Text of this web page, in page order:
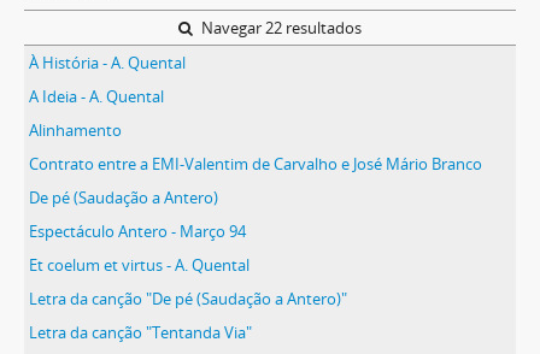
Navegar 22 resultados
À História - A. Quental
A Ideia - A. Quental
Alinhamento
Contrato entre a EMI-Valentim de Carvalho e José Mário Branco
De pé (Saudação a Antero)
Espectáculo Antero - Março 94
Et coelum et virtus - A. Quental
Letra da canção "De pé (Saudação a Antero)"
Letra da canção "Tentanda Via"